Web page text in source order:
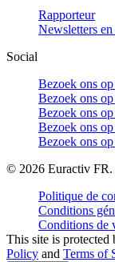
Rapporteur
Newsletters
Social
Bezoek ons
Bezoek ons
Bezoek ons op
Bezoek ons
Bezoek ons
© 2026 Euractiv FR.
Politique de
Conditions
Conditions de
This site is
Policy and Terms of